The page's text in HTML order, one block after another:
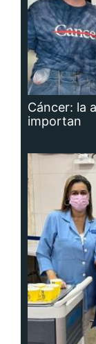
Cáncer: la
importan